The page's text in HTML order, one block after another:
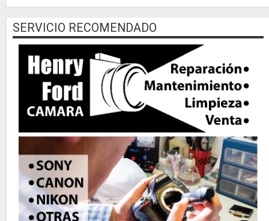
SERVICIO RECOMENDADO